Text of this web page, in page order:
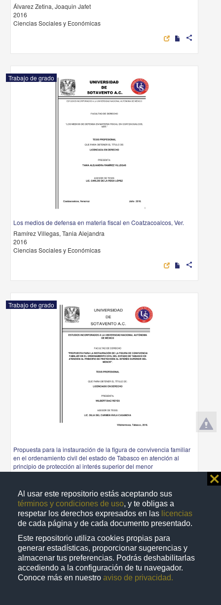
Al usar este repositorio estás aceptando sus
términos y condiciones de uso, y te obligas a
respetar los derechos expresados en las licencias
de cada página y de cada documento presentado.
Este repositorio utiliza cookies propias para
generar estadísticas, proporcionar sugerencias y
almacenar tus preferencias. Podrás deshabilitarlas
accediendo a la configuración de tu navegador.
Conoce más en nuestro aviso de privacidad.
⨯
Álvarez Zetina, Joaquin Jafet
2016
Ciencias Sociales y Económicas
share
Trabajo de grado
Los medios de defensa en materia fiscal en Coatzacoalcos, Ver.
Ramírez Villegas, Tania Alejandra
2016
Ciencias Sociales y Económicas
share
Trabajo de grado
Propuesta para la instauración de la figura de convivencia familiar
en el ordenamiento civil del estado de Tabasco en atención al
principio de protección al interés superior del menor
Ciencias Sociales y Económicas
Trabajo de grado